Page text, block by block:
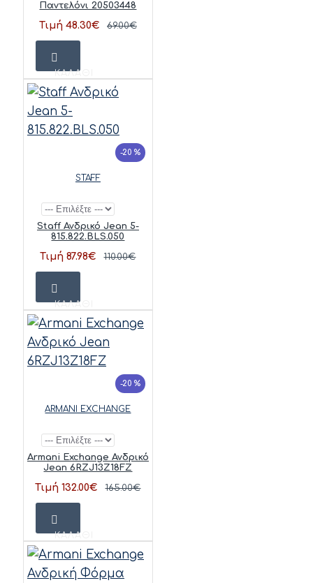
Παντελόνι 20503448
Τιμή 48.30€ 69.00€
ΚΑΛΆΘΙ
-20 %
STAFF
Staff Ανδρικό Jean 5-
815.822.BLS.050
Τιμή 87.98€ 110.00€
ΚΑΛΆΘΙ
-20 %
ARMANI EXCHANGE
Armani Exchange Ανδρικό
Jean 6RZJ13Z18FZ
Τιμή 132.00€ 165.00€
ΚΑΛΆΘΙ